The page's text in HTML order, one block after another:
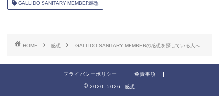
GALLIDO SANITARY MEMBER感想
HOME 感想 GALLIDO SANITARY MEMBERの感想を探している人へ
プライバシーポリシー 免責事項
2020–2026 感想